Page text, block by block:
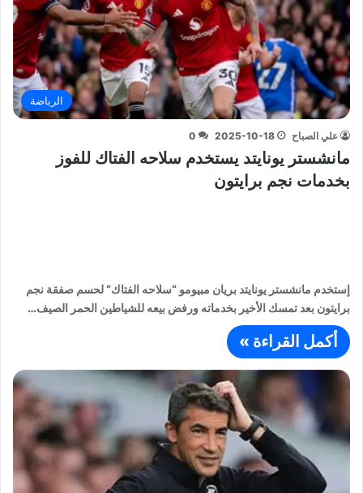
الرياضة
علي الصباح 2025-10-18
0
مانشستر يونايتد يستخدم سلاحه الفتاك للفوز
بخدمات نجم برايتون
إستخدم مانشستر يونايتد بريان مبيومو “سلاحه الفتاك” لحسم صفقة نجم
برايتون بعد تمسك الأخير بخدماته ورفض بيعه للشياطين الحمر الصيف…
أكمل القراءة »